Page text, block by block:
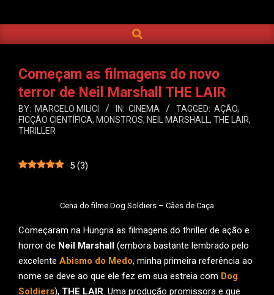
DO
INFERNO
Navigation
SEARCH
Começam as filmagens do novo
terror de Neil Marshall THE LAIR
BY: MARCELO MILICI IN: CINEMA TAGGED: AÇÃO,
FICÇÃO CIENTÍFICA, MONSTROS, NEIL MARSHALL , THE LAIR,
THRILLER
5 (3)
Cena do filme Dog Soldiers – Cães de Caça
Começaram na Hungria as filmagens do thriller de ação e
horror de Neil Marshall (embora bastante lembrado pelo
excelente Abismo do Medo, minha primeira referência ao
nome se deve ao que ele fez em sua estreia com Dog
Soldiers), THE LAIR. Uma produção promissora e que